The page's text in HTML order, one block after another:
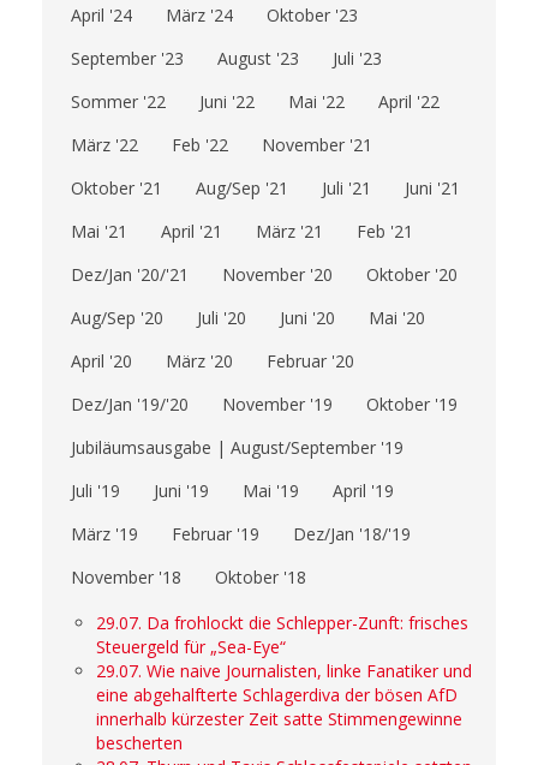
April '24
März '24
Oktober '23
September '23
August '23
Juli '23
Sommer '22
Juni '22 Mai '22
April '22
März '22
Feb '22
November '21
Oktober '21
Aug/Sep '21 Juli '21
Juni '21
Mai '21
April '21 März '21
Feb '21
Dez/Jan '20/'21
November '20
Oktober '20
Aug/Sep '20
Juli '20 Juni '20
Mai '20
April '20
März '20
Februar '20
Dez/Jan '19/'20
November '19
Oktober '19
Jubiläumsausgabe | August/September '19
Juli '19
Juni '19 Mai '19
April '19
März '19
Februar '19
Dez/Jan '18/'19
November '18
Oktober '18
29.07. Da frohlockt die Schlepper-Zunft: frisches
Steuergeld für „Sea-Eye“
29.07. Wie naive Journalisten, linke Fanatiker und
eine abgehalfterte Schlagerdiva der bösen AfD
innerhalb kürzester Zeit satte Stimmengewinne
bescherten